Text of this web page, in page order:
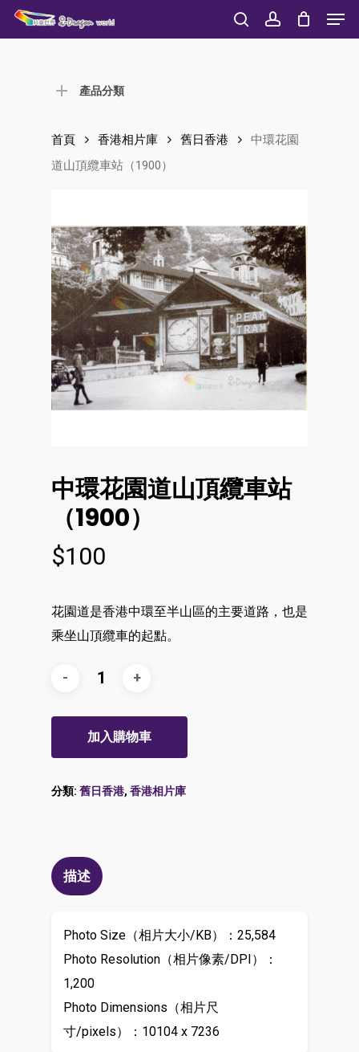
Skip
to
searchaccount
產品分類
首頁 香港相片庫 舊日香港
中環花園
道山頂纜車站（1900）
中環花園道山頂纜車站
（1900）
$100
花園道是香港中環至半山區的主要道路，也是
乘坐山頂纜車的起點。
加入購物車
分類: 舊日香港, 香港相片庫
描述
Photo Size（相片大小/KB）：25,584
Photo Resolution（相片像素/DPI）：
1,200
Photo Dimensions（相片尺
寸/pixels）：10104 x 7236